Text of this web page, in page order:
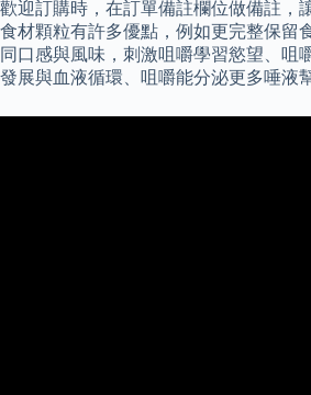
歡迎訂購時，在訂單備註欄位做備註，
食材顆粒有許多優點，例如更完整保留
同口感與風味，刺激咀嚼學習慾望、咀
發展與血液循環、咀嚼能分泌更多唾液